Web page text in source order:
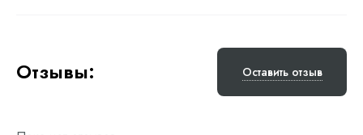
Отзывы: Оставить отзыв